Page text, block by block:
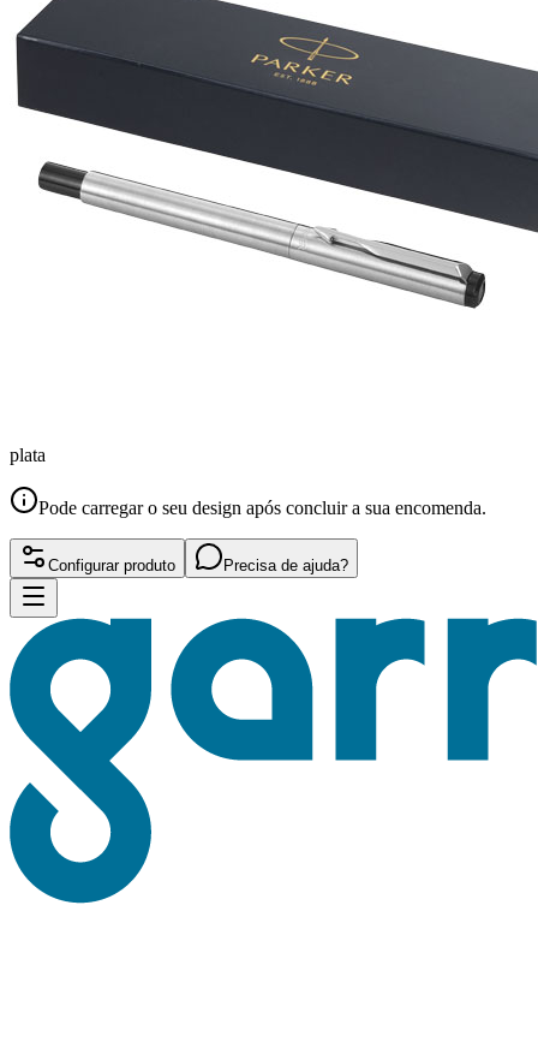
plata
Pode carregar o seu design após concluir a sua encomenda.
Configurar produto Precisa de ajuda?